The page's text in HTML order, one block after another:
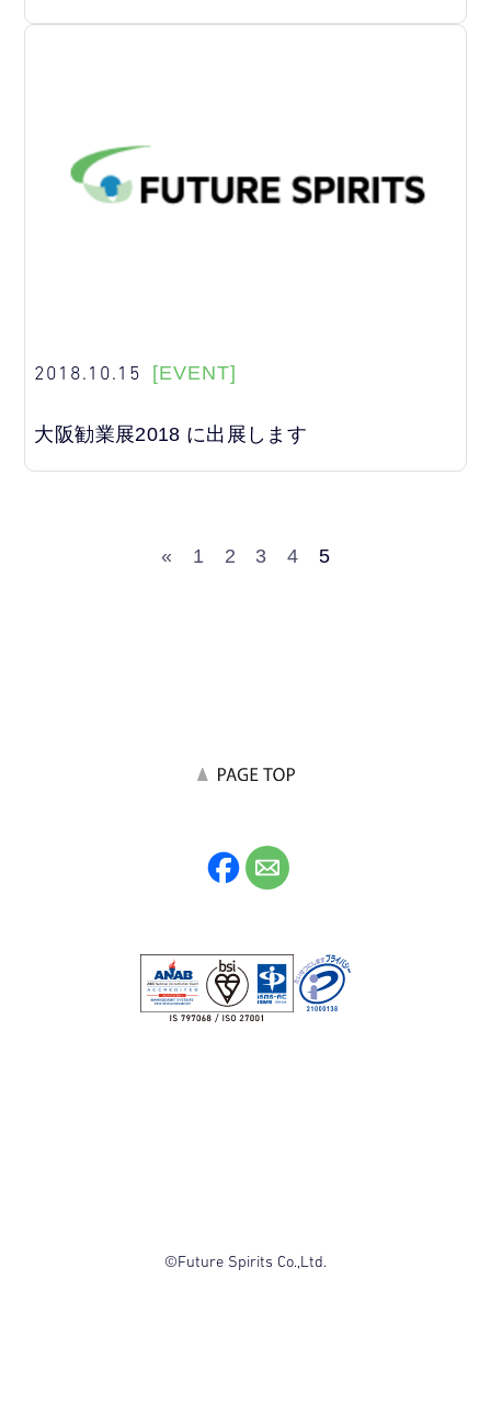
2018.10.15 [EVENT]
大阪勧業展2018 に出展します
« 1 2 3 4 5
©Future Spirits Co.,Ltd.